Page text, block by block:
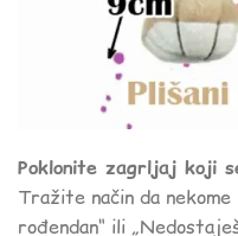
Poklonite zagrljaj koji
Tražite način da
rođendan“ ili